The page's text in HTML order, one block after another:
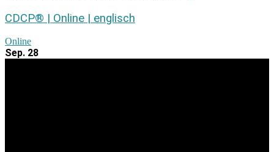
CDCP® | Online | englisch
Online
Sep. 28